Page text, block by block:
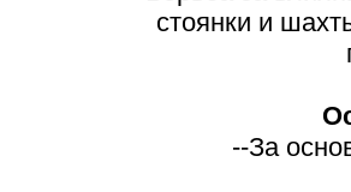
стоянки и
--За